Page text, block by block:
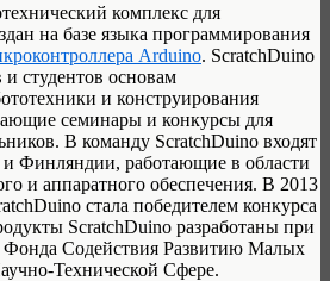
комплекс для
на базе языка программирования
Arduino. ScratchDuino
студентов основам
и конструирования
семинары и конкурсы для
В команду ScratchDuino входят
Финляндии, работающие в области
и аппаратного обеспечения. В 2013
стала победителем конкурса
ScratchDuino разработаны при
Содействия Развитию Малых
Технической Сфере.